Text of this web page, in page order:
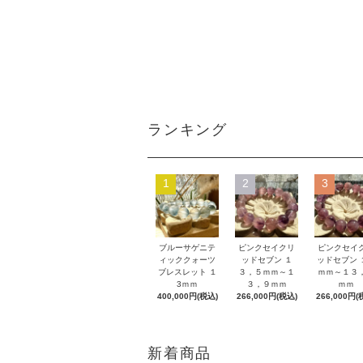
ランキング
1
ブルーサゲニテ
ィッククォーツ
ブレスレット １
3ｍｍ
400,000円(税込)
2
ピンクセイクリ
ッドセブン １
３，５ｍｍ～１
３，９ｍｍ
266,000円(税込)
3
ピンクセイ
ッドセブン
ｍｍ～１３
ｍｍ
266,000円(
新着商品